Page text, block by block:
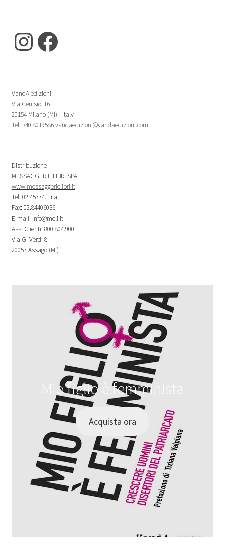
Instagram
Facebook
VandA edizioni
Via Cenisio, 16
20154 Milano (MI) - Italy
Tel: 340 8019586vandaedizioni@vandaedizioni.com
Distribuzione
MESSAGGERIE LIBRI SPA
www.messaggerielibri.it
Tel: 02.45774.1 r.a.
Fax: 02.84406036
E-mail: info@meli.it
Ass. Clienti: 800.804.900
Via G. Verdi 8
20057 Assago (MI)
Mio figlio è femminista
Acquista ora